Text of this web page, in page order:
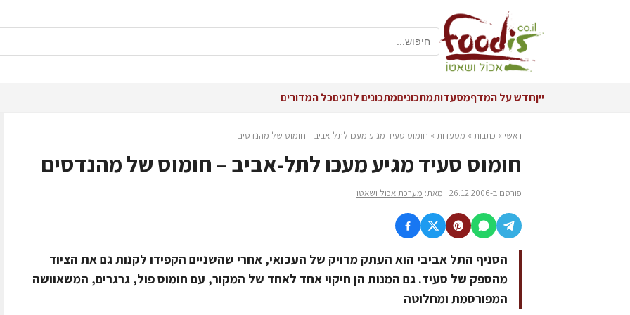
ייןחדש על המדףמסעדותמתכוניםמתכונים לחגיםכל המדורים
ראשי » כתבות » מסעדות » חומוס סעיד מגיע מעכו לתל-אביב – חומוס של מהנדסים
חומוס סעיד מגיע מעכו לתל-אביב – חומוס של מהנדסים
פורסם ב-26.12.2006 | מאת: מערכת אכול ושאטו
הסניף התל אביבי הוא העתק מדויק של העכואי, אחרי שהשניים הקפידו לקנות גם את הציוד
מהספק של סעיד. גם המנות הן חיקוי אחד לאחד של המקור, עם חומוס פול, גרגרים, המשאוושה
המפורסמת ומחלוטה